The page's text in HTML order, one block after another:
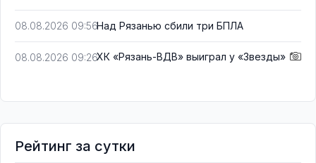
08.08.2026 09:56Над Рязанью сбили три БПЛА
08.08.2026 09:26ХК «Рязань-ВДВ» выиграл у «Звезды»
Рейтинг за сутки